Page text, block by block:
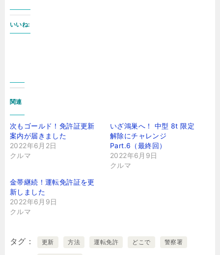
いいね:
関連
次もゴールド！免許証更新
案内が届きました
2022年6月2日
クルマ
いざ鴻巣へ！ 中型 8t 限定
解除にチャレンジ
Part.6（最終回）
2022年6月9日
クルマ
金帯継続！運転免許証を更
新しました
2022年6月9日
クルマ
タグ 更新 方法 運転免許 どこで 警察署